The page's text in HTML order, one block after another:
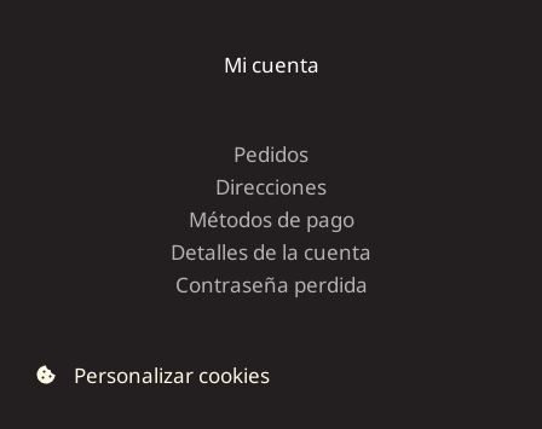
Mi cuenta
Pedidos
Direcciones
Métodos de pago
Detalles de la cuenta
Contraseña perdida
Personalizar cookies